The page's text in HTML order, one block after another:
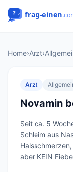
Home›Arzt›
Arzt
Novamin
Seit ca. 5
Schleim aus
aber KEIN